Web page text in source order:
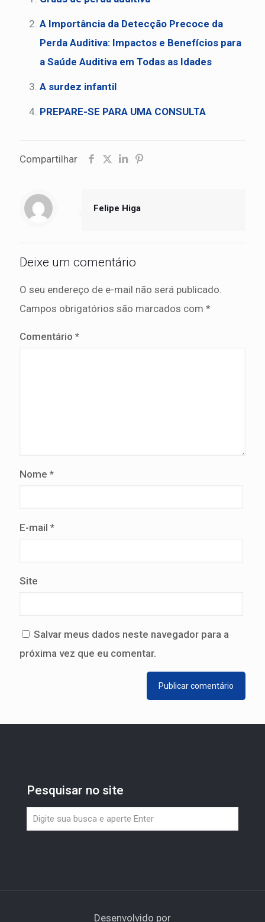
A Importância da Detecção Precoce da
Perda Auditiva: Impactos e Benefícios para
a Saúde Auditiva em Todas as Idades
A surdez infantil
PREPARE-SE PARA UMA CONSULTA
Compartilhar
Felipe Higa
Deixe um comentário
O seu endereço de e-mail não será publicado.
Campos obrigatórios são marcados com *
Comentário *
Nome *
E-mail *
Site
Salvar meus dados neste navegador para a
próxima vez que eu comentar.
Pesquisar no site
Desenvolvido por